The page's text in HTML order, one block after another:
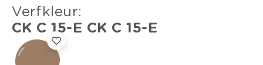
verfkleur:
CK C 15-E CK C 15-E